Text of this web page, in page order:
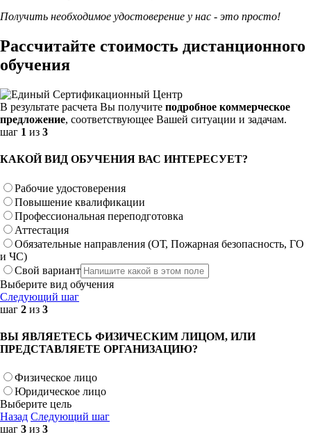
Получить необходимое удостоверение у нас - это просто!
Рассчитайте стоимость дистанционного
обучения
В результате расчета Вы получите подробное коммерческое
предложение, соответствующее Вашей ситуации и задачам.
шаг 1 из 3
КАКОЙ ВИД ОБУЧЕНИЯ ВАС ИНТЕРЕСУЕТ?
Рабочие удостоверения
Повышение квалификации
Профессиональная переподготовка
Аттестация
Обязательные направления (ОТ, Пожарная безопасность, ГО
и ЧС)
Свой вариант
Выберите вид обучения
Следующий шаг
шаг 2 из 3
ВЫ ЯВЛЯЕТЕСЬ ФИЗИЧЕСКИМ ЛИЦОМ, ИЛИ
ПРЕДСТАВЛЯЕТЕ ОРГАНИЗАЦИЮ?
Физическое лицо
Юридическое лицо
Выберите цель
Назад Следующий шаг
шаг 3 из 3